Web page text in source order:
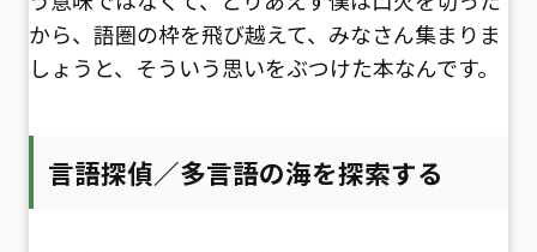
から、語圏の枠を飛び越えて、みなさん集まりま
しょうと、そういう思いをぶつけた本なんです。
言語探偵／多言語の海を探索する